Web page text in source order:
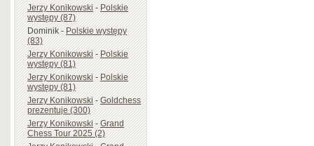
Jerzy Konikowski-Polskie
występy (87)
Dominik-Polskie występy
(83)
Jerzy Konikowski-Polskie
występy (81)
Jerzy Konikowski-Polskie
występy (81)
Jerzy Konikowski-Goldchess
prezentuje (300)
Jerzy Konikowski-Grand
Chess Tour 2025 (2)